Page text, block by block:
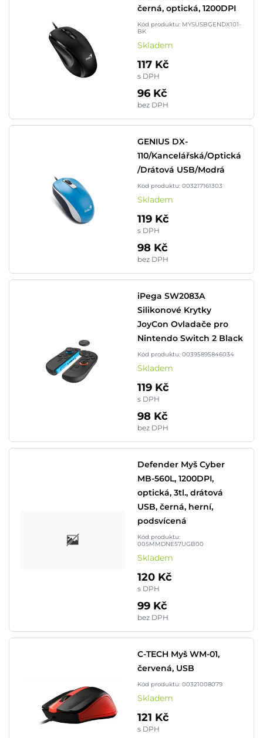
černá, optická, 1200DPI
Kód produktu: MYSUSBGENDX101-
BK
Skladem
117 Kč
s DPH
96 Kč
bez DPH
GENIUS DX-
110/Kancelářská/Optická
/Drátová USB/Modrá
Kód produktu: 003217161303
Skladem
119 Kč
s DPH
98 Kč
bez DPH
iPega SW2083A
Silikonové Krytky
JoyCon Ovladače pro
Nintendo Switch 2 Black
Kód produktu: 00395895846034
Skladem
119 Kč
s DPH
98 Kč
bez DPH
Defender Myš Cyber
MB-560L, 1200DPI,
optická, 3tl., drátová
USB, černá, herní,
podsvícená
Kód produktu:
005MMDNE57UGB00
Skladem
120 Kč
s DPH
99 Kč
bez DPH
C-TECH Myš WM-01,
červená, USB
Kód produktu: 00321008079
Skladem
121 Kč
s DPH